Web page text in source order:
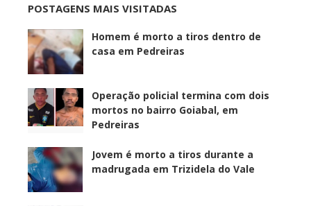
POSTAGENS MAIS VISITADAS
Homem é morto a tiros dentro de
casa em Pedreiras
Operação policial termina com dois
mortos no bairro Goiabal, em
Pedreiras
Jovem é morto a tiros durante a
madrugada em Trizidela do Vale